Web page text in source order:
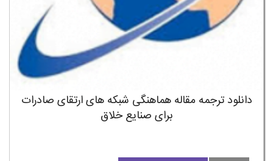
دانلود ترجمه مقاله هماهنگی شبکه های ارتقای صادرات
برای صنایع خلاق